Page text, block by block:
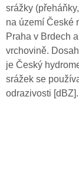
srážky (přeháňky,
na území České
Praha v Brdech
vrchovině.
je Český
srážek se
odrazivosti [dBZ].